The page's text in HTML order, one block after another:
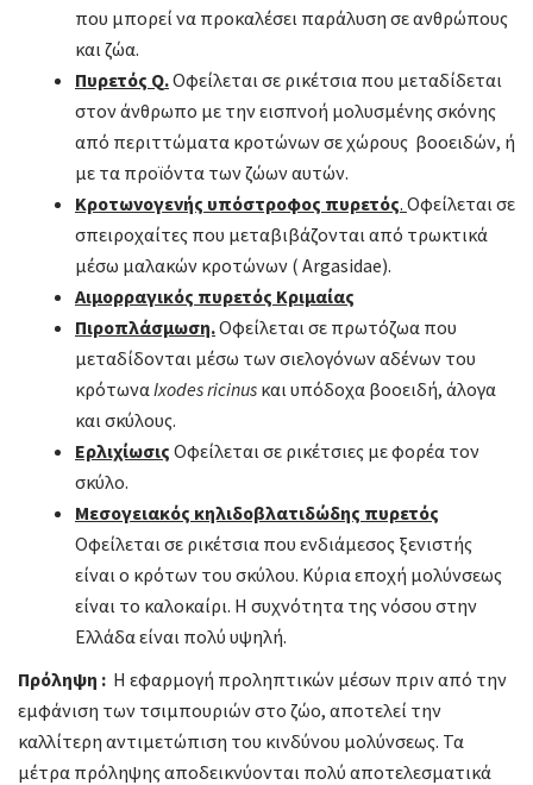
που μπορεί να προκαλέσει παράλυση σε ανθρώπους
και ζώα.
Πυρετός Q.Οφείλεται σε ρικέτσια που μεταδίδεται
στον άνθρωπο με την εισπνοή μολυσμένης σκόνης
από περιττώματα κροτώνων σε χώρους βοοειδών, ή
με τα προϊόντα των ζώων αυτών.
Κροτωνογενής υπόστροφος πυρετός. Οφείλεται σε
σπειροχαίτες που μεταβιβάζονται από τρωκτικά
μέσω μαλακών κροτώνων ( Argasidae).
Αιμορραγικός πυρετός Κριμαίας
Πιροπλάσμωση.Οφείλεται σε πρωτόζωα που
μεταδίδονται μέσω των σιελογόνων αδένων του
κρότωνα Ixodesricinus και υπόδοχα βοοειδή, άλογα
και σκύλους.
Ερλιχίωσις Οφείλεται σε ρικέτσιες με φορέα τον
σκύλο.
Μεσογειακός κηλιδοβλατιδώδης πυρετός
Οφείλεται σε ρικέτσια που ενδιάμεσος ξενιστής
είναι ο κρότων του σκύλου. Κύρια εποχή μολύνσεως
είναι το καλοκαίρι. Η συχνότητα της νόσου στην
Ελλάδα είναι πολύ υψηλή.
Πρόληψη : Η εφαρμογή προληπτικών μέσων πριν από την
εμφάνιση των τσιμπουριών στο ζώο, αποτελεί την
καλλίτερη αντιμετώπιση του κινδύνου μολύνσεως. Τα
μέτρα πρόληψης αποδεικνύονται πολύ αποτελεσματικά